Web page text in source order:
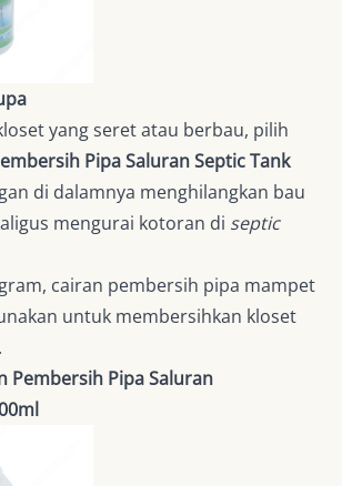
yang seret atau berbau, pilih
Pipa Saluran Septic Tank
di dalamnya menghilangkan bau
mengurai kotoran di septic
cairan pembersih pipa mampet
untuk membersihkan kloset
Pembersih Pipa Saluran